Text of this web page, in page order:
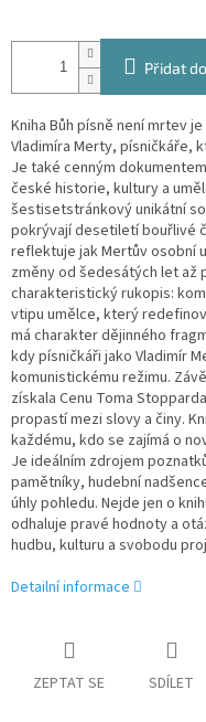
Přidat
Kniha Bůh písně není mrtev
Vladimíra Merty, písničkáře,
Je také cenným
české historie, kultury a
šestisetstránkový unikátní
pokrývají desetiletí bouřlivé
reflektuje jak Mertův osobní
změny od šedesátých let až
charakteristický rukopis:
vtipu umělce, který
má charakter dějinného
kdy písničkáři jako Vladimír
komunistickému režimu.
získala Cenu Toma
propastí mezi slovy a činy.
každému, kdo se zajímá o
Je ideálním zdrojem
pamětníky, hudební
úhly pohledu. Nejde jen o
odhaluje pravé hodnoty a
hudbu, kulturu a svobodu
Detailní informace
ZEPTAT SE SDÍLET